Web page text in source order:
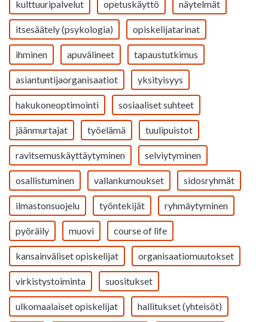
kulttuuripalvelut opetuskäyttö näytelmät
itsesäätely (psykologia) opiskelijatarinat
ihminen apuvälineet tapaustutkimus
asiantuntijaorganisaatiot yksityisyys
hakukoneoptimointi sosiaaliset suhteet
jäänmurtajat työelämä tuulipuistot
ravitsemuskäyttäytyminen selviytyminen
osallistuminen vallankumoukset sidosryhmät
ilmastonsuojelu työntekijät ryhmäytyminen
pyöräily muovi course of life
kansainväliset opiskelijat organisaatiomuutokset
virkistystoiminta suositukset
ulkomaalaiset opiskelijat hallitukset (yhteisöt)